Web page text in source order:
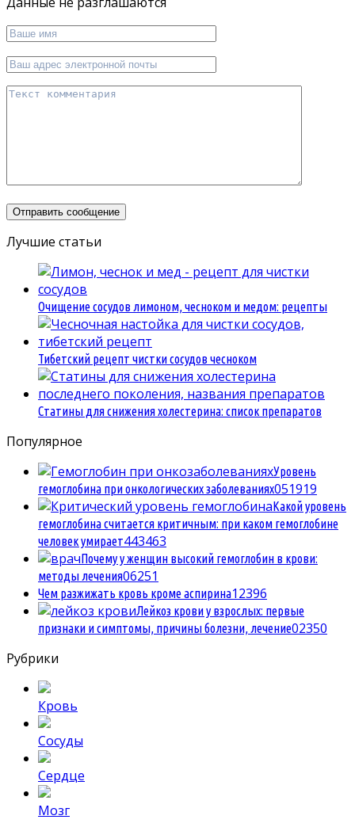
Лучшие статьи
Очищение сосудов лимоном, чесноком и медом: рецепты
Тибетский рецепт чистки сосудов чесноком
Статины для снижения холестерина: список препаратов
Популярное
Уровень
гемоглобина при онкологических заболеваниях051919
Какой уровень
гемоглобина считается критичным: при каком гемоглобине
человек умирает443463
Почему у женщин высокий гемоглобин в крови:
методы лечения06251
Чем разжижать кровь кроме аспирина12396
Лейкоз крови у взрослых: первые
признаки и симптомы, причины болезни, лечение02350
Рубрики
Кровь
Сосуды
Сердце
Мозг